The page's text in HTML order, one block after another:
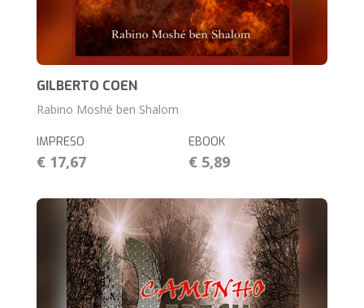
GILBERTO COEN
Rabino Moshé ben Shalom
IMPRESO
€ 17,67
EBOOK
€ 5,89